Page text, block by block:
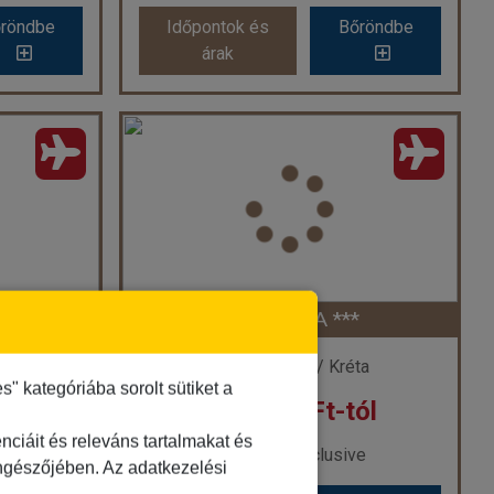
árak
***
7 éj
tól
Időpontok és
árak
Bőröndbe
KAVROS BEACH ***
Görögország
Kavros
Utazás módja:
Repülővel
Ellátás:All inclusive
Szálláskategória:
Időpont: 2026-09-24 | 7 éj
már 248.409 Ft-tól
Bőröndbe
CLUB LYDA ***
Görögország / Kréta
256.149 Ft-tól
Ellátás: All inclusive
kategóriába sorolt sütiket a
és releváns tartalmakat és
Az adatkezelési